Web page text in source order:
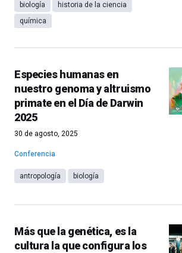
biología
historia de la ciencia
química
Especies humanas en
nuestro genoma y altruismo
primate en el Día de Darwin
2025
30 de agosto, 2025
Conferencia
antropología biología
Más que la genética, es la
cultura la que configura los